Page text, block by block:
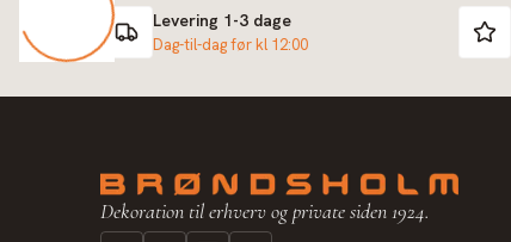
Levering 1-3 dage
Dag-til-dag før kl 12:00
Dekoration til erhverv og private siden 1924.